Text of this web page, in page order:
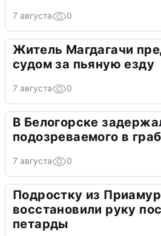
7 августа 0
Житель Магдагачи
судом за пьяную езду
7 августа 0
В Белогорске
подозреваемого в
7 августа 0
Подростку из
восстановили руку
петарды